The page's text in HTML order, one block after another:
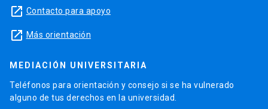
launch Contacto para apoyo
launch Más orientación
MEDIACIÓN UNIVERSITARIA
Teléfonos para orientación y consejo si se ha vulnerado
alguno de tus derechos en la universidad.